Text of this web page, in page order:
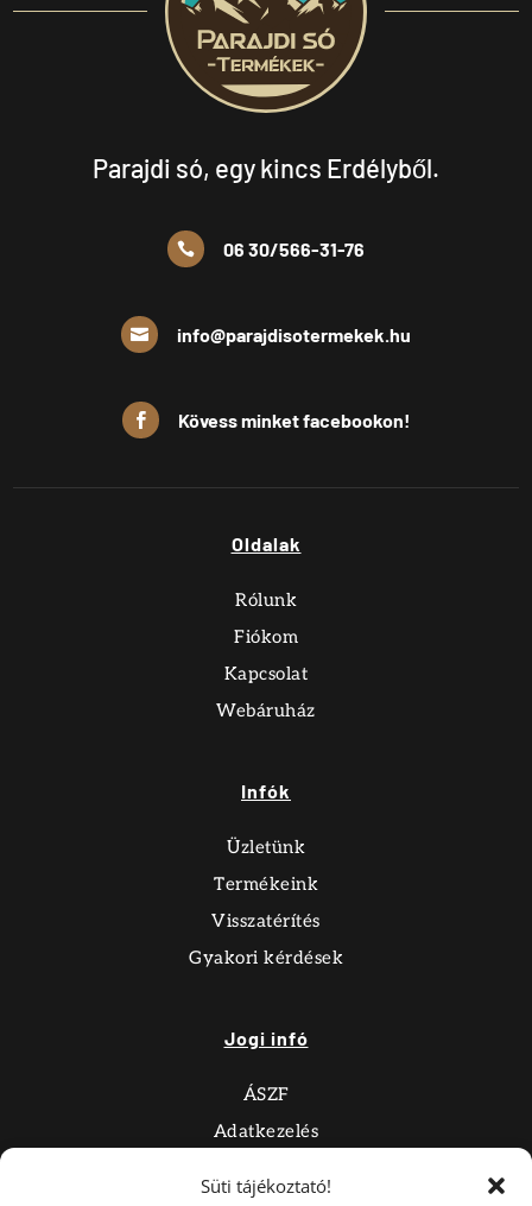
Süti tájékoztató!
Parajdi só, egy kincs Erdélyből.
 06 30/566-31-76
 info@parajdisotermekek.hu
 Kövess minket facebookon!
Oldalak
Rólunk
Fiókom
Kapcsolat
Webáruház
Infók
Üzletünk
Termékeink
Visszatérítés
Gyakori kérdések
Jogi infó
ÁSZF
Adatkezelés